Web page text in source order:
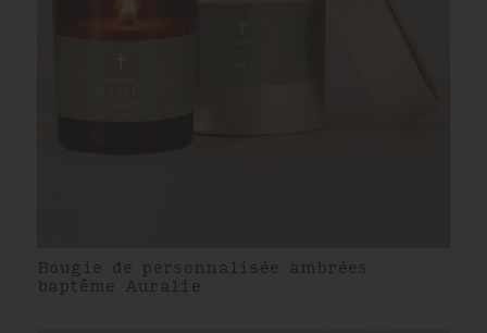
Bougie de personnalisée ambrées
baptême Auralie